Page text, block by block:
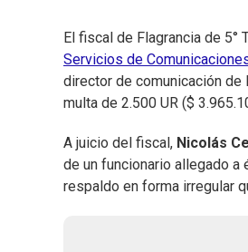
El fiscal de Flagrancia de 5°
Servicios de
director de comunicación de
multa de 2.500 UR ($
A juicio del fiscal, Nicolás
de un funcionario allegado a
respaldo en forma irregular